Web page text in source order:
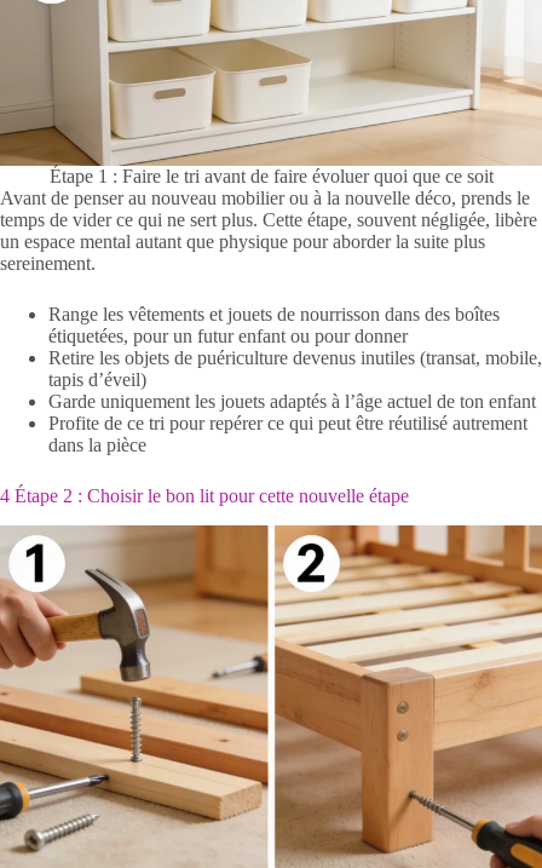
Étape 1 : Faire le tri avant de faire évoluer quoi que ce soit
Avant de penser au nouveau mobilier ou à la nouvelle déco, prends le
temps de vider ce qui ne sert plus. Cette étape, souvent négligée, libère
un espace mental autant que physique pour aborder la suite plus
sereinement.
Range les vêtements et jouets de nourrisson dans des boîtes
étiquetées, pour un futur enfant ou pour donner
Retire les objets de puériculture devenus inutiles (transat, mobile,
tapis d’éveil)
Garde uniquement les jouets adaptés à l’âge actuel de ton enfant
Profite de ce tri pour repérer ce qui peut être réutilisé autrement
dans la pièce
4 Étape 2 : Choisir le bon lit pour cette nouvelle étape